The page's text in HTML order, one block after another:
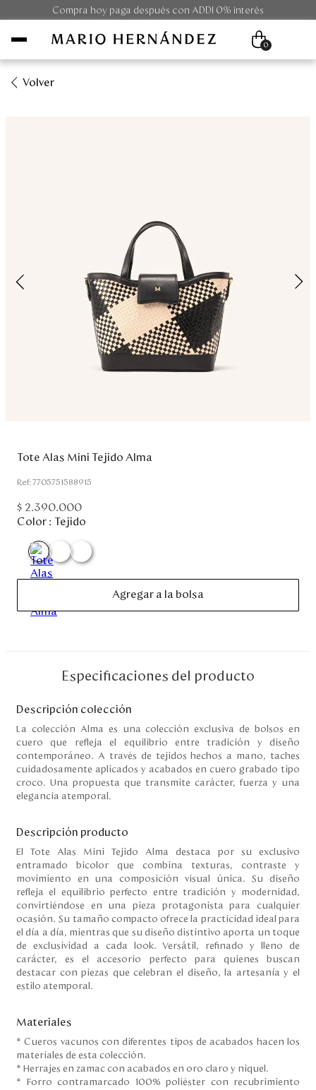
Compra hoy paga después con ADDI 0% interés
Outlet
Servicio al cliente
Nuestras Tiendas
Costa Rica
Panamá
USA
0
Volver
Tote Alas Mini Tejido Alma
:7705751588915
$ 2.390.000
Color : Tejido
Agregar a la bolsa
Especificaciones del producto
Descripción colección
La colección Alma es una colección exclusiva de bolsos en
cuero que refleja el equilibrio entre tradición y diseño
contemporáneo. A través de tejidos hechos a mano, taches
cuidadosamente aplicados y acabados en cuero grabado tipo
croco. Una propuesta que transmite carácter, fuerza y una
elegancia atemporal.
Descripción producto
El Tote Alas Mini Tejido Alma destaca por su exclusivo
entramado bicolor que combina texturas, contraste y
movimiento en una composición visual única. Su diseño
refleja el equilibrio perfecto entre tradición y modernidad,
convirtiéndose en una pieza protagonista para cualquier
ocasión. Su tamaño compacto ofrece la practicidad ideal para
el día a día, mientras que su diseño distintivo aporta un toque
de exclusividad a cada look. Versátil, refinado y lleno de
carácter, es el accesorio perfecto para quienes buscan
destacar con piezas que celebran el diseño, la artesanía y el
estilo atemporal.
Materiales
* Cueros vacunos con diferentes tipos de acabados hacen los
materiales de esta colección.
* Herrajes en zamac con acabados en oro claro y niquel.
* Forro contramarcado 100% poliéster con recubrimiento